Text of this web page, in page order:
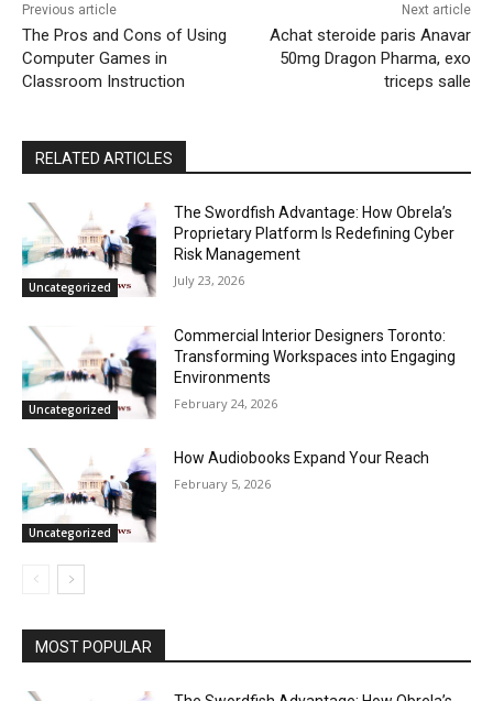
Previous article
The Pros and Cons of Using
Computer Games in
Classroom Instruction
Next article
Achat steroide paris Anavar
50mg Dragon Pharma, exo
triceps salle
RELATED ARTICLES
Uncategorized
The Swordfish Advantage: How Obrela’s
Proprietary Platform Is Redefining Cyber
Risk Management
July 23, 2026
Uncategorized
Commercial Interior Designers Toronto:
Transforming Workspaces into Engaging
Environments
February 24, 2026
Uncategorized
How Audiobooks Expand Your Reach
February 5, 2026
MOST POPULAR